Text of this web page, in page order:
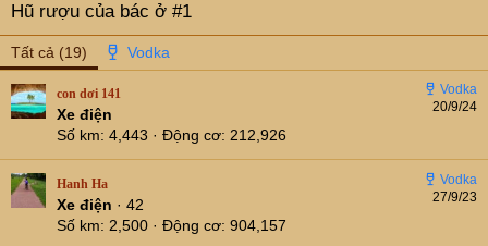
Hũ rượu của bác ở #1
Tất cả (19)
20/9/24
con dơi 141
Xe điện
Số km 4,443 Động cơ 212,926
27/9/23
Hanh Ha
Xe điện · 42
Số km
2,500 Động cơ 904,157